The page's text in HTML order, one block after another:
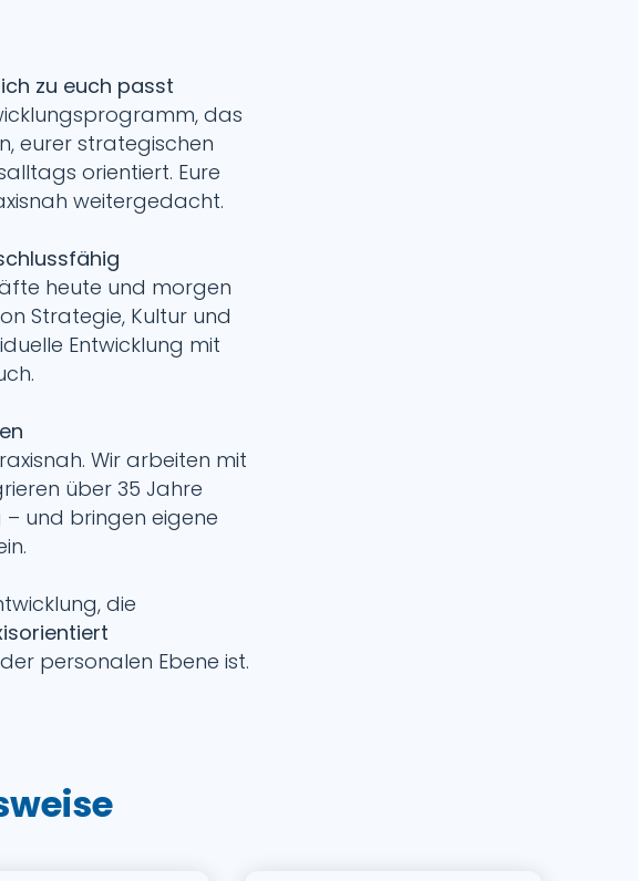
zu euch passt
das
eurer strategischen
orientiert. Eure
weitergedacht.
heute und morgen
Strategie, Kultur und
Entwicklung mit
Wir arbeiten mit
über 35 Jahre
und bringen eigene
die
personalen Ebene ist.